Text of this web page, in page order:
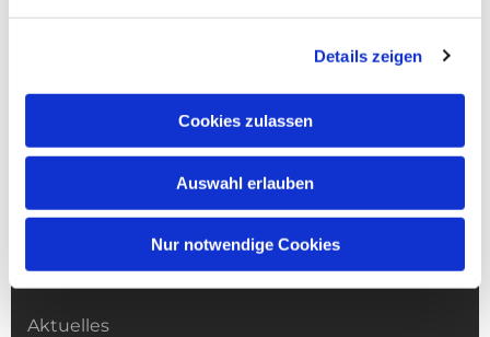
Details zeigen
Cookies zulassen
Auswahl erlauben
Nur notwendige Cookies
Kirchengemeinde­­ St. Franziskus
Aktuelles